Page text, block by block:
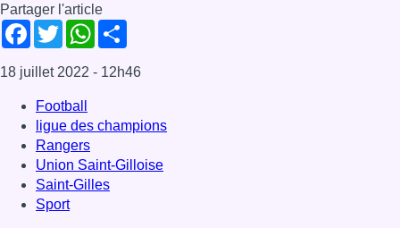
Partager l'article
Facebook
TwitterWhatsApp
18 juillet 2022 - 12h46
Football
ligue des champions
Rangers
Union Saint-Gilloise
Saint-Gilles
Sport